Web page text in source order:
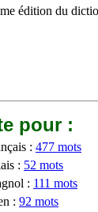
édition du
pour :
: 477 mots
: 52 mots
: 111 mots
: 92 mots